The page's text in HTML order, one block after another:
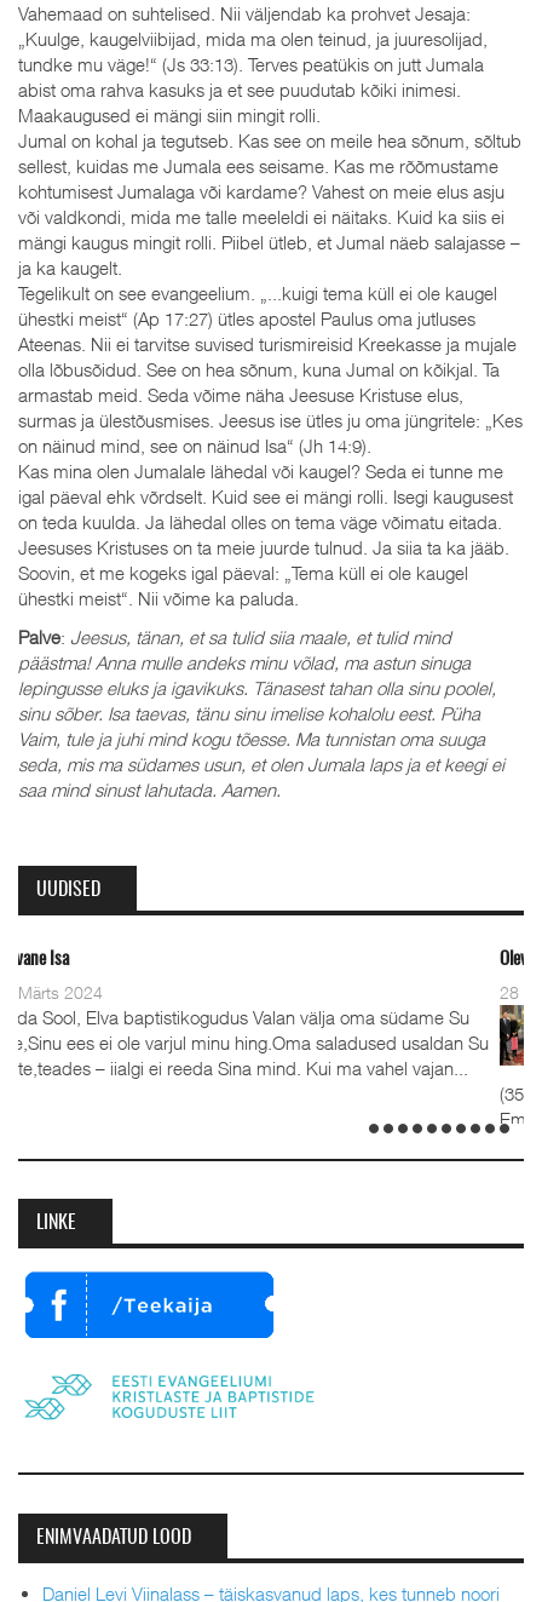
Vahemaad on suhtelised. Nii väljendab ka prohvet Jesaja:
„Kuulge, kaugelviibijad, mida ma olen teinud, ja juuresolijad,
tundke mu väge!“ (Js 33:13). Terves peatükis on jutt Jumala
abist oma rahva kasuks ja et see puudutab kõiki inimesi.
Maakaugused ei mängi siin mingit rolli.
Jumal on kohal ja tegutseb. Kas see on meile hea sõnum, sõltub
sellest, kuidas me Jumala ees seisame. Kas me rõõmustame
kohtumisest Jumalaga või kardame? Vahest on meie elus asju
või valdkondi, mida me talle meeleldi ei näitaks. Kuid ka siis ei
mängi kaugus mingit rolli. Piibel ütleb, et Jumal näeb salajasse –
ja ka kaugelt.
Tegelikult on see evangeelium. „...kuigi tema küll ei ole kaugel
ühestki meist“ (Ap 17:27) ütles apostel Paulus oma jutluses
Ateenas. Nii ei tarvitse suvised turismireisid Kreekasse ja mujale
olla lõbusõidud. See on hea sõnum, kuna Jumal on kõikjal. Ta
armastab meid. Seda võime näha Jeesuse Kristuse elus,
surmas ja ülestõusmises. Jeesus ise ütles ju oma jüngritele: „Kes
on näinud mind, see on näinud Isa“ (Jh 14:9).
Kas mina olen Jumalale lähedal või kaugel? Seda ei tunne me
igal päeval ehk võrdselt. Kuid see ei mängi rolli. Isegi kaugusest
on teda kuulda. Ja lähedal olles on tema väge võimatu eitada.
Jeesuses Kristuses on ta meie juurde tulnud. Ja siia ta ka jääb.
Soovin, et me kogeks igal päeval: „Tema küll ei ole kaugel
ühestki meist“. Nii võime ka paluda.
Palve: Jeesus, tänan, et sa tulid siia maale, et tulid mind
päästma! Anna mulle andeks minu võlad, ma astun sinuga
lepingusse eluks ja igavikuks. Tänasest tahan olla sinu poolel,
sinu sõber. Isa taevas, tänu sinu imelise kohalolu eest. Püha
Vaim, tule ja juhi mind kogu tõesse. Ma tunnistan oma suuga
seda, mis ma südames usun, et olen Jumala laps ja et keegi ei
saa mind sinust lahutada. Aamen.
UUDISED
Valan välja oma südame Su
hing.Oma saladused usaldan Su
mind. Kui ma vahel vajan...
Oleviste kahe pastori ordineerimine
Detsember 2023 Kaks
advendipühapäeval seati
koguduses pastoriteks
(35), kelle kõrval seisavad
Emilia. Ordineerimine toimus
LINKE
ENIMVAADATUD LOOD
Daniel Levi Viinalass – täiskasvanud laps, kes tunneb noori